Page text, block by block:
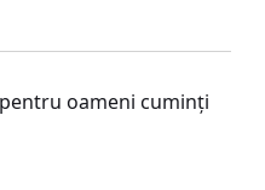
oameni cuminţi